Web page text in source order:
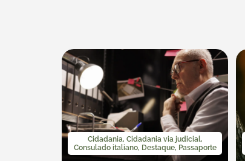
Cidadania, Cidadania via judicial,
Consulado italiano, Destaque, Passaporte